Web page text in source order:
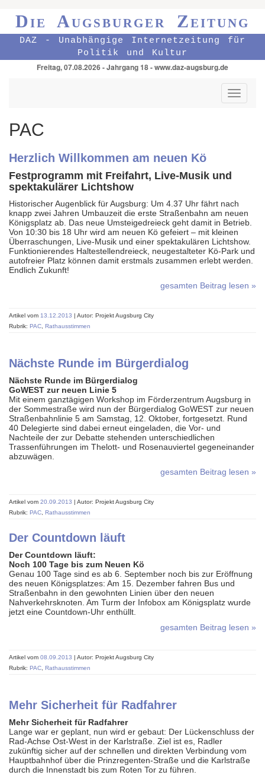
Die Augsburger Zeitung
DAZ - Unabhängige Internetzeitung für
Politik und Kultur
Freitag, 07.08.2026 - Jahrgang 18 - www.daz-augsburg.de
Toggle
PAC
Herzlich Willkommen am neuen Kö
Festprogramm mit Freifahrt, Live-Musik und
spektakulärer Lichtshow
Historischer Augenblick für Augsburg: Um 4.37 Uhr fährt nach
knapp zwei Jahren Umbauzeit die erste Straßenbahn am neuen
Königsplatz ab. Das neue Umsteigedreieck geht damit in Betrieb.
Von 10:30 bis 18 Uhr wird am neuen Kö gefeiert – mit kleinen
Überraschungen, Live-Musik und einer spektakulären Lichtshow.
Funktionierendes Haltestellendreieck, neugestalteter Kö-Park und
autofreier Platz können damit erstmals zusammen erlebt werden.
Endlich Zukunft!
gesamten Beitrag lesen »
Artikel vom 13.12.2013 | Autor: Projekt Augsburg City
Rubrik: PAC Rathausstimmen
Nächste Runde im Bürgerdialog
Nächste Runde im Bürgerdialog
GoWEST zur neuen Linie 5
Mit einem ganztägigen Workshop im Förderzentrum Augsburg in
der Sommestraße wird nun der Bürgerdialog GoWEST zur neuen
Straßenbahnlinie 5 am Samstag, 12. Oktober, fortgesetzt. Rund
40 Delegierte sind dabei erneut eingeladen, die Vor- und
Nachteile der zur Debatte stehenden unterschiedlichen
Trassenführungen im Thelott- und Rosenauviertel gegeneinander
abzuwägen.
gesamten Beitrag lesen »
Artikel vom 20.09.2013 | Autor: Projekt Augsburg City
Rubrik: PAC Rathausstimmen
Der Countdown läuft
Der Countdown läuft:
Noch 100 Tage bis zum Neuen Kö
Genau 100 Tage sind es ab 6. September noch bis zur Eröffnung
des neuen Königsplatzes: Am 15. Dezember fahren Bus und
Straßenbahn in den gewohnten Linien über den neuen
Nahverkehrsknoten. Am Turm der Infobox am Königsplatz wurde
jetzt eine Countdown-Uhr enthüllt.
gesamten Beitrag lesen »
Artikel vom 08.09.2013 | Autor: Projekt Augsburg City
Rubrik: PAC Rathausstimmen
Mehr Sicherheit für Radfahrer
Mehr Sicherheit für Radfahrer
Lange war er geplant, nun wird er gebaut: Der Lückenschluss der
Rad-Achse Ost-West in der Karlstraße. Ziel ist es, Radler
zukünftig sicher auf der schnellen und direkten Verbindung vom
Hauptbahnhof über die Prinzregenten-Straße und die Karlstraße
durch die Innenstadt bis zum Roten Tor zu führen.